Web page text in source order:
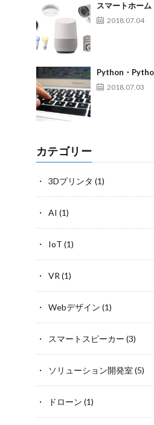
スマートホーム
2018.07.04
Python・
2018.07.03
カテゴリー
3Dプリンタ (1)
AI (1)
IoT (1)
VR (1)
Webデザイン (1)
スマートスピーカー (3)
ソリューション開発室 (5)
ドローン (1)